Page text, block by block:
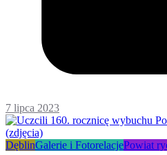
7 lipca 2023
DęblinGalerie i FotorelacjePowiat